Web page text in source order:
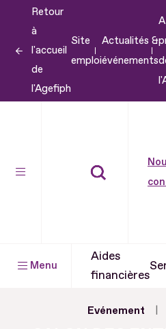
contenu
Retour
à
l'accueil
de
l'Agefiph
Site
emploi
Actualités &
événements
A
Menu
Aides
financières
Evénement